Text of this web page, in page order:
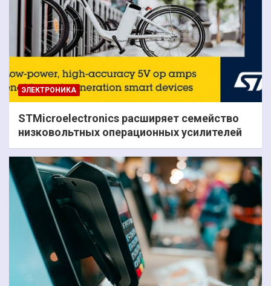
ЭЛЕКТРОНИКА
STMicroelectronics расширяет семейство
низковольтных операционных усилителей